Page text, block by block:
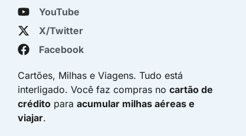
YouTube
X/Twitter
Facebook
Cartões, Milhas e Viagens. Tudo está
interligado. Você faz compras no cartão de
crédito para acumular milhas aéreas e
viajar.